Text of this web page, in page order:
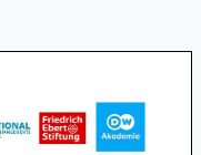
A
propos